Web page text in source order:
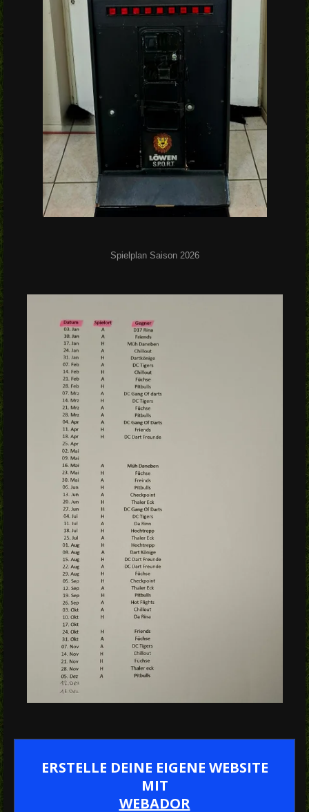
Spielplan Saison 2026
ERSTELLE DEINE EIGENE WEBSITE
MIT
WEBADOR